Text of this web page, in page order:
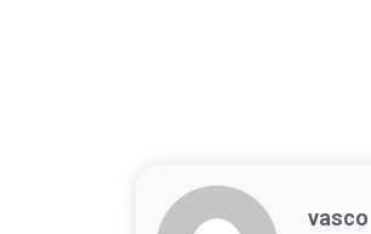
vasco